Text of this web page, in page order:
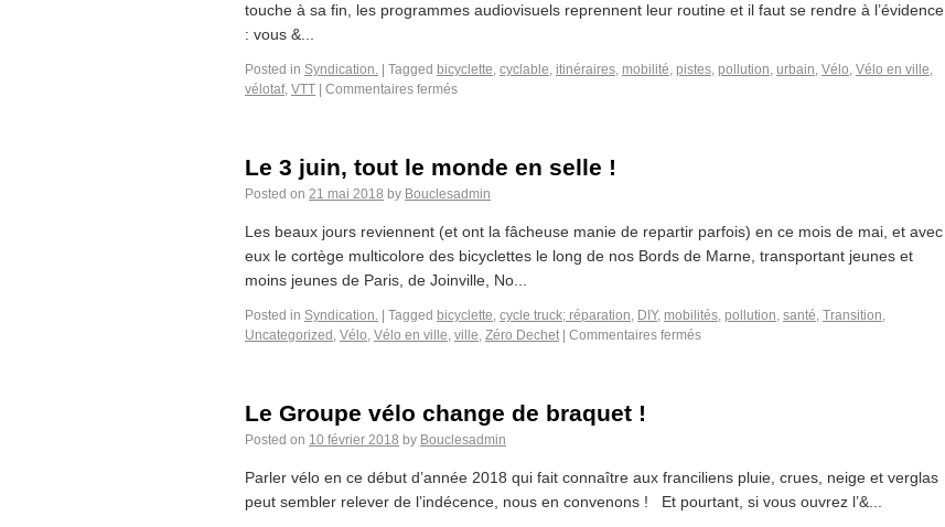
touche à sa fin, les programmes audiovisuels reprennent leur routine et il faut se rendre à l’évidence
: vous &...
Posted in Syndication. Tagged bicyclette, cyclable, itinéraires, mobilité, pistes, pollution, urbain, Vélo, Vélo en ville,
vélotaf, VTT Commentaires fermés
Le 3 juin, tout le monde en selle !
Posted on 21 mai 2018 by Bouclesadmin
Les beaux jours reviennent (et ont la fâcheuse manie de repartir parfois) en ce mois de mai, et avec
eux le cortège multicolore des bicyclettes le long de nos Bords de Marne, transportant jeunes et
moins jeunes de Paris, de Joinville, No...
Posted in Syndication. Tagged bicyclette, cycle truck; réparation, DIY, mobilités, pollution, santé, Transition,
Uncategorized , Vélo, Vélo en ville, ville, Zéro Dechet Commentaires fermés
Le Groupe vélo change de braquet !
Posted on 10 février 2018 by Bouclesadmin
Parler vélo en ce début d’année 2018 qui fait connaître aux franciliens pluie, crues, neige et verglas
peut sembler relever de l’indécence, nous en convenons ! Et pourtant, si vous ouvrez l’&...